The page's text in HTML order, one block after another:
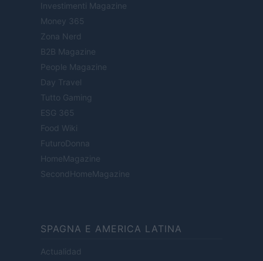
Investimenti Magazine
Money 365
Zona Nerd
B2B Magazine
People Magazine
Day Travel
Tutto Gaming
ESG 365
Food Wiki
FuturoDonna
HomeMagazine
SecondHomeMagazine
SPAGNA E AMERICA LATINA
Actualidad